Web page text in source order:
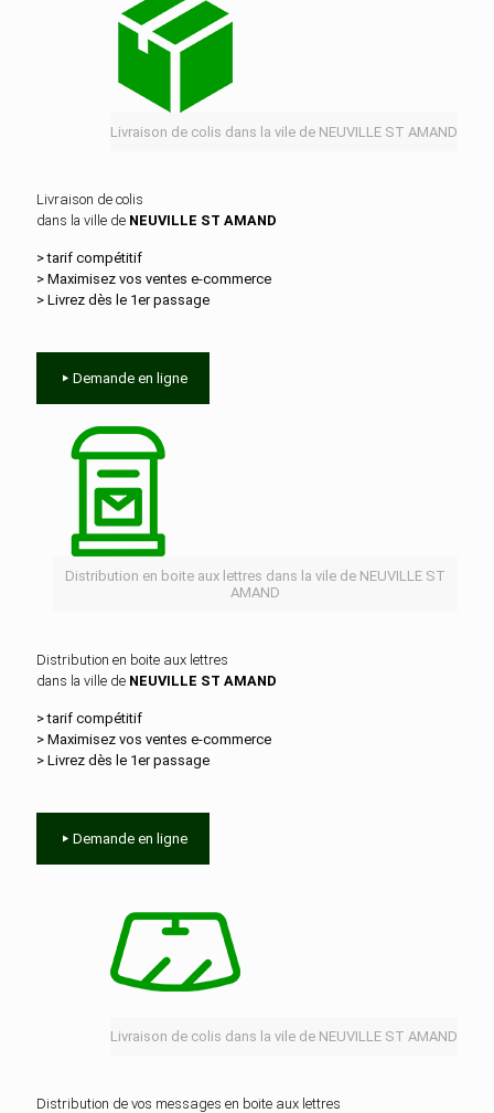
Livraison de colis dans la vile de NEUVILLE ST AMAND
Livraison de colis
dans la ville de NEUVILLE ST AMAND
> tarif compétitif
> Maximisez vos ventes e‑commerce
> Livrez dès le 1er passage
Demande en ligne
Distribution en boite aux lettres dans la vile de NEUVILLE ST
AMAND
Distribution en boite aux lettres
dans la ville de NEUVILLE ST AMAND
> tarif compétitif
> Maximisez vos ventes e‑commerce
> Livrez dès le 1er passage
Demande en ligne
Livraison de colis dans la vile de NEUVILLE ST AMAND
Distribution de vos messages en boite aux lettres